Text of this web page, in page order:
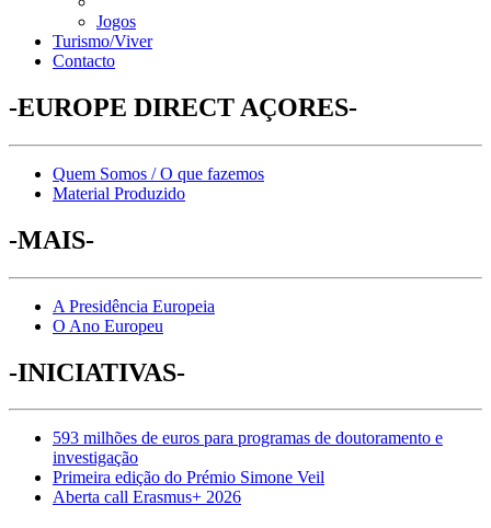
Jogos
Turismo/Viver
Contacto
-EUROPE DIRECT AÇORES-
Quem Somos / O que fazemos
Material Produzido
-MAIS-
A Presidência Europeia
O Ano Europeu
-INICIATIVAS-
593 milhões de euros para programas de doutoramento e
investigação
Primeira edição do Prémio Simone Veil
Aberta call Erasmus+ 2026